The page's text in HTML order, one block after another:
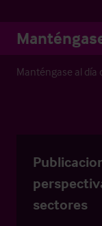
Manténgase al día
sectores